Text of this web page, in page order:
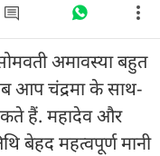
अमावस्या बहुत
आप चंद्रमा के साथ-
हैं. महादेव और
बेहद महत्वपूर्ण मानी